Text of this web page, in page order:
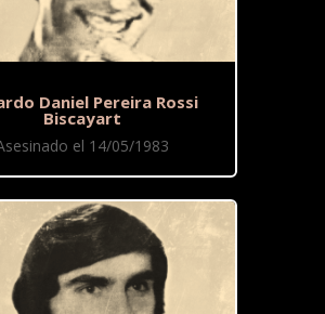
Daniel Pereira Rossi
Biscayart
el 14/05/1983